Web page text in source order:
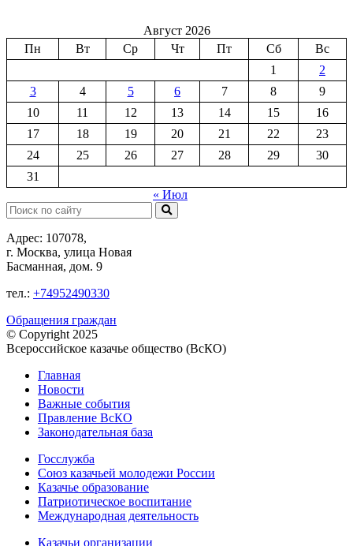
Август 2026
Пн
Вт Ср Чт Пт Сб
Вс
1
2
3
4 5 6 7 8
9
10
11 12 13 14 15
16
17
18 19 20 21 22
23
24
25 26 27 28 29
30
31
« Июл
Поиск:
Адрес: 107078,
г. Москва, улица Новая
Басманная, дом. 9
тел.: +74952490330
Обращения граждан
© Copyright 2025
Всероссийское казачье общество (ВсКО)
Главная
Новости
Важные события
Правление ВсКО
Законодательная база
Госслужба
Союз казачьей молодежи России
Казачье образование
Патриотическое воспитание
Международная деятельность
Казачьи организации